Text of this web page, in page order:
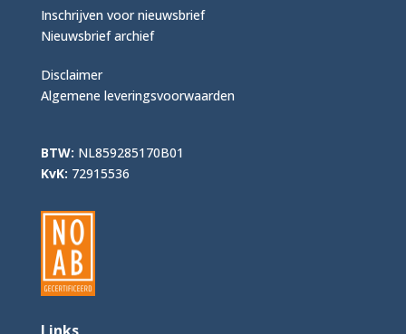
Inschrijven voor nieuwsbrief
Nieuwsbrief archief
Disclaimer
Algemene leveringsvoorwaarden
BTW: NL859285170B01
KvK: 72915536